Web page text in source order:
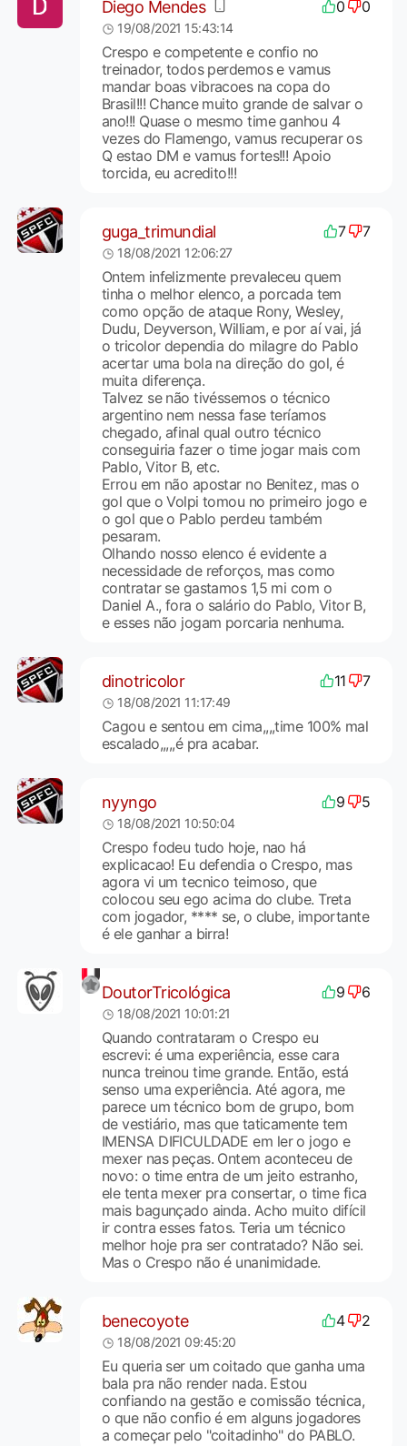
Diego Mendes 0 0
19/08/2021 15:43:14
Crespo e competente e confio no
treinador, todos perdemos e vamus
mandar boas vibracoes na copa do
Brasil!!! Chance muito grande de salvar o
ano!!! Quase o mesmo time ganhou 4
vezes do Flamengo, vamus recuperar os
Q estao DM e vamus fortes!!! Apoio
torcida, eu acredito!!!
guga_trimundial 7 7
18/08/2021 12:06:27
Ontem infelizmente prevaleceu quem
tinha o melhor elenco, a porcada tem
como opção de ataque Rony, Wesley,
Dudu, Deyverson, William, e por aí vai, já
o tricolor dependia do milagre do Pablo
acertar uma bola na direção do gol, é
muita diferença.
Talvez se não tivéssemos o técnico
argentino nem nessa fase teríamos
chegado, afinal qual outro técnico
conseguiria fazer o time jogar mais com
Pablo, Vitor B, etc.
Errou em não apostar no Benitez, mas o
gol que o Volpi tomou no primeiro jogo e
o gol que o Pablo perdeu também
pesaram.
Olhando nosso elenco é evidente a
necessidade de reforços, mas como
contratar se gastamos 1,5 mi com o
Daniel A., fora o salário do Pablo, Vitor B,
e esses não jogam porcaria nenhuma.
dinotricolor 11 7
18/08/2021 11:17:49
Cagou e sentou em cima,,,,time 100% mal
escalado,,,,,é pra acabar.
nyyngo 9 5
18/08/2021 10:50:04
Crespo fodeu tudo hoje, nao há
explicacao! Eu defendia o Crespo, mas
agora vi um tecnico teimoso, que
colocou seu ego acima do clube. Treta
com jogador, **** se, o clube, importante
é ele ganhar a birra!
DoutorTricológica 9 6
18/08/2021 10:01:21
Quando contrataram o Crespo eu
escrevi: é uma experiência, esse cara
nunca treinou time grande. Então, está
senso uma experiência. Até agora, me
parece um técnico bom de grupo, bom
de vestiário, mas que taticamente tem
IMENSA DIFICULDADE em ler o jogo e
mexer nas peças. Ontem aconteceu de
novo: o time entra de um jeito estranho,
ele tenta mexer pra consertar, o time fica
mais bagunçado ainda. Acho muito difícil
ir contra esses fatos. Teria um técnico
melhor hoje pra ser contratado? Não sei.
Mas o Crespo não é unanimidade.
benecoyote 4 2
18/08/2021 09:45:20
Eu queria ser um coitado que ganha uma
bala pra não render nada. Estou
confiando na gestão e comissão técnica,
o que não confio é em alguns jogadores
a começar pelo "coitadinho" do PABLO.